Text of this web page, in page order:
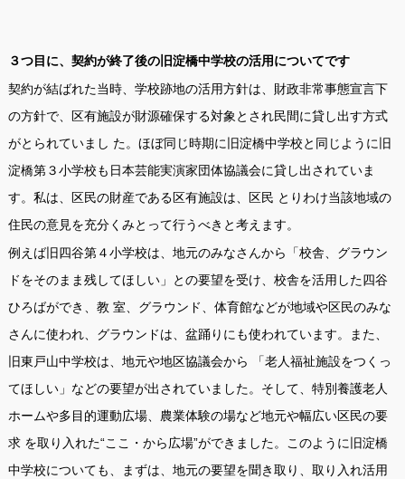
３つ目に、契約が終了後の旧淀橋中学校の活用についてです
契約が結ばれた当時、学校跡地の活用方針は、財政非常事態宣言下
の方針で、区有施設が財源確保する対象とされ民間に貸し出す方式
がとられていまし た。ほぼ同じ時期に旧淀橋中学校と同じように旧
淀橋第３小学校も日本芸能実演家団体協議会に貸し出されていま
す。私は、区民の財産である区有施設は、区民 とりわけ当該地域の
住民の意見を充分くみとって行うべきと考えます。
例えば旧四谷第４小学校は、地元のみなさんから「校舎、グラウン
ドをそのまま残してほしい」との要望を受け、校舎を活用した四谷
ひろばができ、教 室、グラウンド、体育館などが地域や区民のみな
さんに使われ、グラウンドは、盆踊りにも使われています。また、
旧東戸山中学校は、地元や地区協議会から 「老人福祉施設をつくっ
てほしい」などの要望が出されていました。そして、特別養護老人
ホームや多目的運動広場、農業体験の場など地元や幅広い区民の要
求 を取り入れた“ここ・から広場”ができました。このように旧淀橋
中学校についても、まずは、地元の要望を聞き取り、取り入れ活用